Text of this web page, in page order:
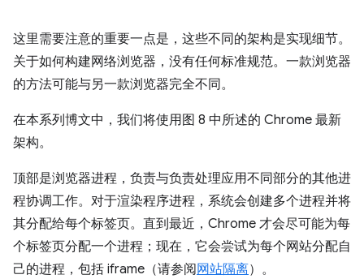
这里需要注意的重要一点是，这些不同的架构是实现细节。
关于如何构建网络浏览器，没有任何标准规范。一款浏览器
的方法可能与另一款浏览器完全不同。
在本系列博文中，我们将使用图 8 中所述的 Chrome 最新
架构。
顶部是浏览器进程，负责与负责处理应用不同部分的其他进
程协调工作。对于渲染程序进程，系统会创建多个进程并将
其分配给每个标签页。直到最近，Chrome 才会尽可能为每
个标签页分配一个进程；现在，它会尝试为每个网站分配自
己的进程，包括 iframe（请参阅 网站隔离）。